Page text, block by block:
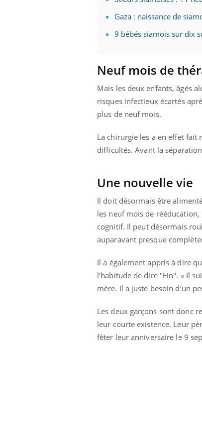
Gaza : naissance de
9 bébés siamois sur dix
Neuf mois de
Mais les deux enfants, âgés
risques infectieux écartés
plus de neuf mois.
La chirurgie les a en effet fait
difficultés. Avant la
Une nouvelle vie
Il doit désormais être
les neuf mois de rééducation,
cognitif. Il peut désormais
auparavant presque
Il a également appris à dire
l’habitude de dire "Fin". « Il
mère. Il a juste besoin d’un
Les deux garçons sont donc
leur courte existence. Leur
fêter leur anniversaire le 9